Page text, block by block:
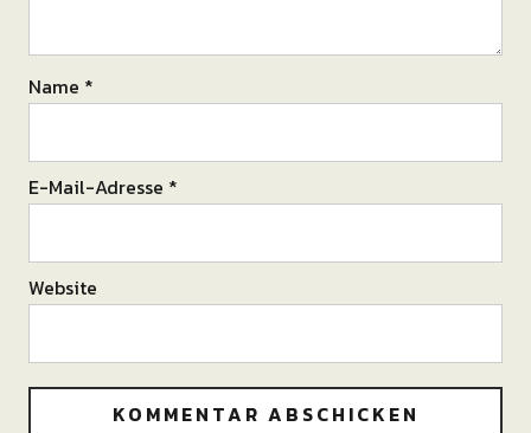
Name *
E-Mail-Adresse *
Website